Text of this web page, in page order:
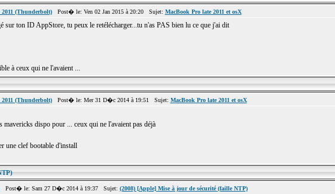
(Thunderbolt)Post� le: Ven 02 Jan 2015 à 20:20 Sujet: MacBook Pro late 2011 et osX
sur ton ID AppStore, tu peux le retélécharger...tu n'as PAS bien lu ce que j'ai dit
à ceux qui ne l'avaient ...
(Thunderbolt)Post� le: Mer 31 D�c 2014 à 19:51 Sujet: MacBook Pro late 2011 et osX
mavericks dispo pour ... ceux qui ne l'avaient pas déjà
une clef bootable d'install
Post� le: Sam 27 D�c 2014 à 19:37 Sujet: (2008) [Apple] Mise à jour de sécurité (faille NTP)